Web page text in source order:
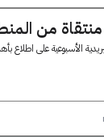
من
على اطلاع بأهم